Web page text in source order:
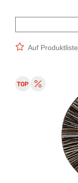
Auf Produktliste